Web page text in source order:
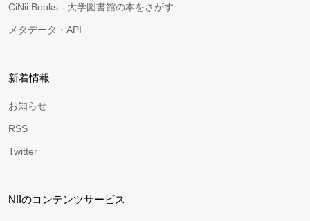
CiNii Books - 大学図書館の本をさがす
メタデータ・API
新着情報
お知らせ
RSS
Twitter
NIIのコンテンツサービス